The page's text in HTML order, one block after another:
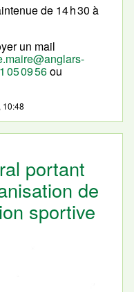
de 14 h 30 à
un mail
05 09 56ou
10:48
portant
de
sportive